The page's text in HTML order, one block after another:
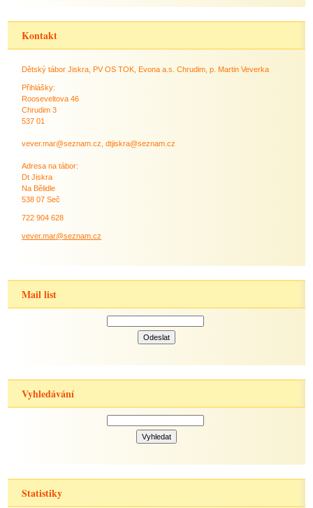
Kontakt
Dětský tábor Jiskra, PV OS TOK, Evona a.s. Chrudim, p. Martin Veverka
Přihlášky:
Rooseveltova 46
Chrudim 3
537 01
vever.mar@seznam.cz, dtjiskra@seznam.cz
Adresa na tábor:
Dt Jiskra
Na Bělidle
538 07 Seč
722 904 628
vever.mar@seznam.cz
Mail list
Vyhledávání
Statistiky